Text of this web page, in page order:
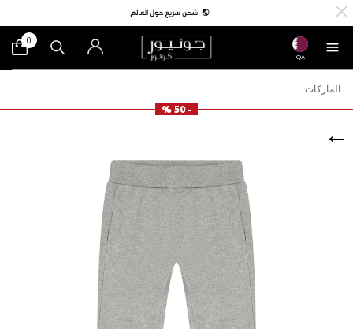
QA
0
الماركات
- 50 %